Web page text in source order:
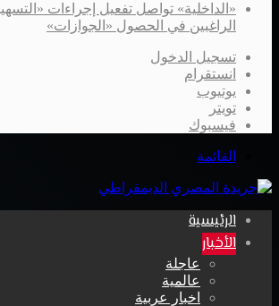
«الداخلية» تواصل تفعيل إجراءات
الراغبين في الحصول «الجوازات»
تسجيل الدخول
انستقرام
يوتيوب
تويتر
فيسبوك
القائمة
الرئيسية
الأخبار
عاجلة
عالمية
اخبار عربية